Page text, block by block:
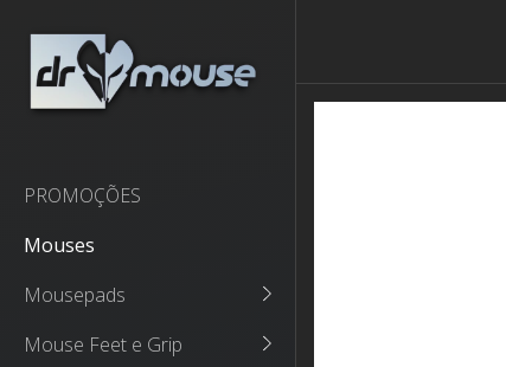
PROMOÇÕES
Mouses
Mousepads
Mouse Feet e Grip